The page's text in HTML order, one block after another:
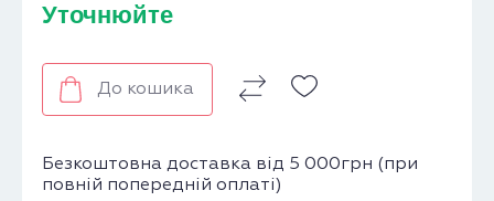
Уточнюйте
До кошика
Безкоштовна доставка від 5 000грн (при
повній попередній оплаті)